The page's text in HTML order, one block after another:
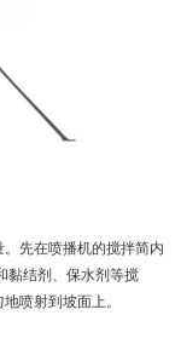
先在喷播机的搅拌简内
黏结剂、保水剂等搅
喷射到坡面上。